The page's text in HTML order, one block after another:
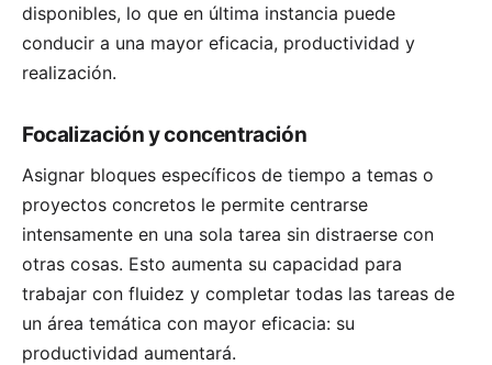
disponibles, lo que en última instancia puede
conducir a una mayor eficacia, productividad y
realización.
Focalización y concentración
Asignar bloques específicos de tiempo a temas o
proyectos concretos le permite centrarse
intensamente en una sola tarea sin distraerse con
otras cosas. Esto aumenta su capacidad para
trabajar con fluidez y completar todas las tareas de
un área temática con mayor eficacia: su
productividad aumentará.